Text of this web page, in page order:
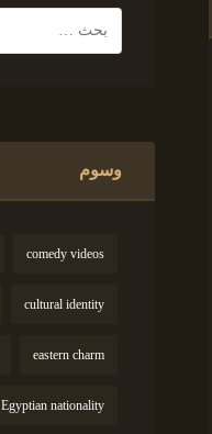
وسوم
comedy videos
cultural identity
eastern charm
Egyptian nationality